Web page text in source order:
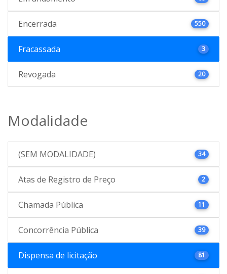
Encerrada 550
Fracassada 3
Revogada 20
Modalidade
(SEM MODALIDADE) 34
Atas de Registro de Preço 2
Chamada Pública 11
Concorrência Pública 39
Dispensa de licitação 81